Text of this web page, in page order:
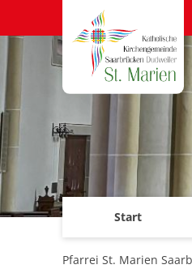
Zum Inhalt springen
Start
Pfarrei St. Marien